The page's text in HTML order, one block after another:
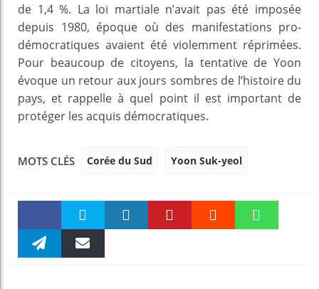
de 1,4 %. La loi martiale n’avait pas été imposée
depuis 1980, époque où des manifestations pro-
démocratiques avaient été violemment réprimées.
Pour beaucoup de citoyens, la tentative de Yoon
évoque un retour aux jours sombres de l’histoire du
pays, et rappelle à quel point il est important de
protéger les acquis démocratiques.
MOTS CLÉS Corée du Sud Yoon Suk-yeol
Faceboo Twitter